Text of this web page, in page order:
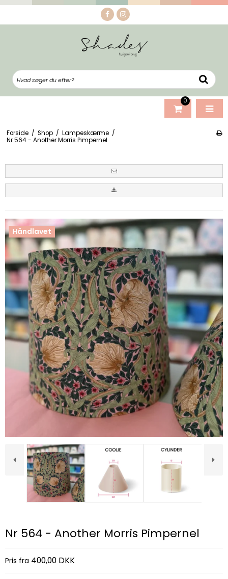
0
Forside / Shop / Lampeskærme /
Nr 564 - Another Morris Pimpernel
Håndlavet
Nr 564 - Another Morris Pimpernel
Pris fra 400,00 DKK